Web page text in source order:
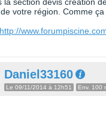
votre région. Comme
http://
Daniel33160
Le 09/11/2014 à 12h51 Env. 100